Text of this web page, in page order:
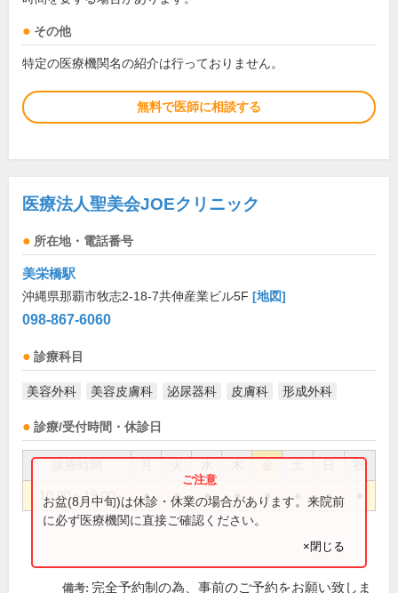
その他
特定の医療機関名の紹介は行っておりません。
無料で医師に相談する
医療法人聖美会JOEクリニック
所在地・電話番号
美栄橋駅
沖縄県那覇市牧志2-18-7共伸産業ビル5F [地図]
098-867-6060
診療科目
美容外科 美容皮膚科 泌尿器科 皮膚科 形成外科
診療/受付時間・休診日
祝
10:00～19:00 ● ● ● ● ● ●
お盆(8月中旬)は休診・休業の場合があります。来院前
に必ず医療機関に直接ご確認ください。
×閉じる
備考: 完全予約制の為、事前のご予約をお願い致しま